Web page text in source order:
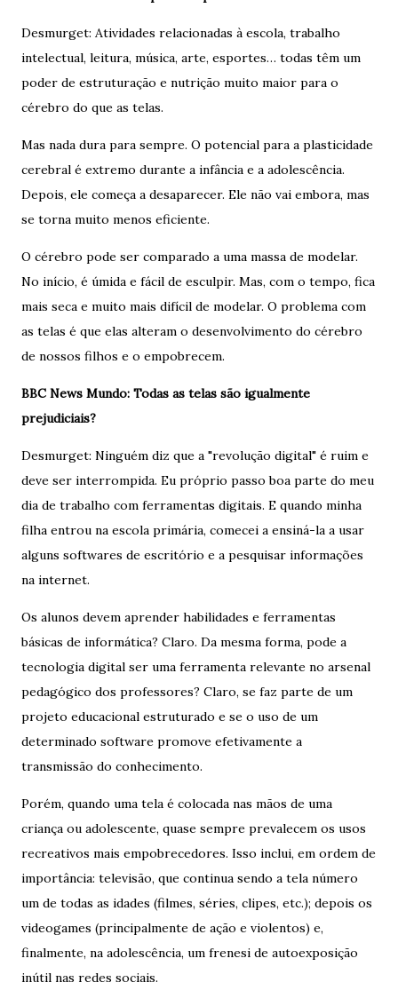
Desmurget: Atividades relacionadas à escola, trabalho
intelectual, leitura, música, arte, esportes… todas têm um
poder de estruturação e nutrição muito maior para o
cérebro do que as telas.
Mas nada dura para sempre. O potencial para a plasticidade
cerebral é extremo durante a infância e a adolescência.
Depois, ele começa a desaparecer. Ele não vai embora, mas
se torna muito menos eficiente.
O cérebro pode ser comparado a uma massa de modelar.
No início, é úmida e fácil de esculpir. Mas, com o tempo, fica
mais seca e muito mais difícil de modelar. O problema com
as telas é que elas alteram o desenvolvimento do cérebro
de nossos filhos e o empobrecem.
BBC News Mundo: Todas as telas são igualmente
prejudiciais?
Desmurget: Ninguém diz que a "revolução digital" é ruim e
deve ser interrompida. Eu próprio passo boa parte do meu
dia de trabalho com ferramentas digitais. E quando minha
filha entrou na escola primária, comecei a ensiná-la a usar
alguns softwares de escritório e a pesquisar informações
na internet.
Os alunos devem aprender habilidades e ferramentas
básicas de informática? Claro. Da mesma forma, pode a
tecnologia digital ser uma ferramenta relevante no arsenal
pedagógico dos professores? Claro, se faz parte de um
projeto educacional estruturado e se o uso de um
determinado software promove efetivamente a
transmissão do conhecimento.
Porém, quando uma tela é colocada nas mãos de uma
criança ou adolescente, quase sempre prevalecem os usos
recreativos mais empobrecedores. Isso inclui, em ordem de
importância: televisão, que continua sendo a tela número
um de todas as idades (filmes, séries, clipes, etc.); depois os
videogames (principalmente de ação e violentos) e,
finalmente, na adolescência, um frenesi de autoexposição
inútil nas redes sociais.